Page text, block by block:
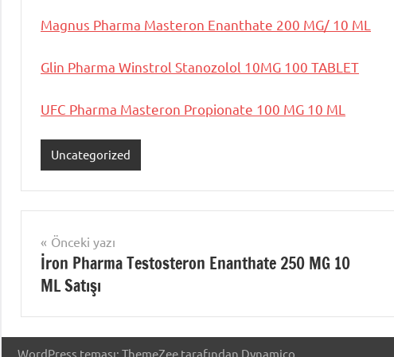
Magnus Pharma Masteron Enanthate 200 MG/ 10 ML
Glin Pharma Winstrol Stanozolol 10MG 100 TABLET
UFC Pharma Masteron Propionate 100 MG 10 ML
Uncategorized
Yazı
gezinmesi
Önceki yazı
İron Pharma Testosteron Enanthate 250 MG 10
ML Satışı
WordPress teması: ThemeZee tarafından Dynamico.